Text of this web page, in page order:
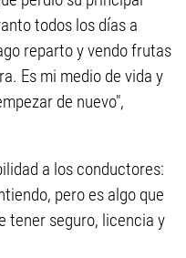
todos los días a
reparto y vendo frutas
Es mi medio de vida y
de nuevo",
a los conductores:
pero es algo que
tener seguro, licencia y